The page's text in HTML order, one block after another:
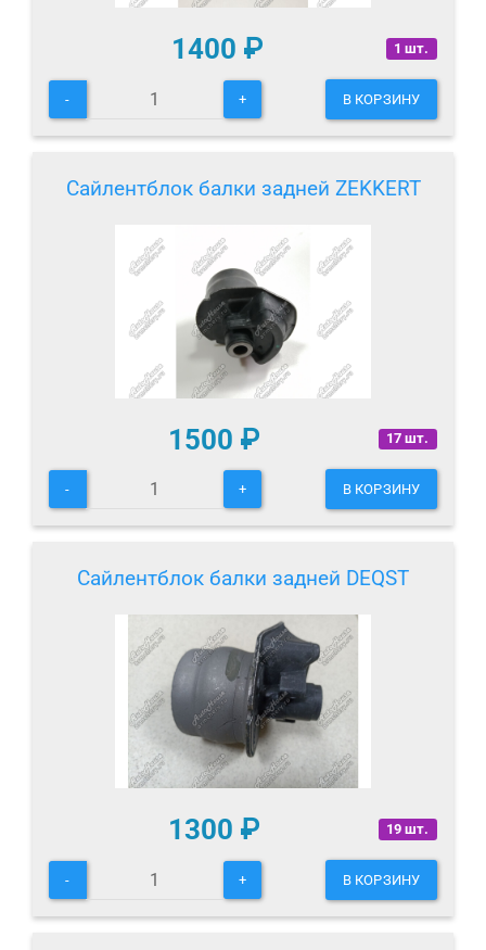
1 шт.
1400 ₽
- + В КОРЗИНУ
Сайлентблок балки задней ZEKKERT
17 шт.
1500 ₽
- + В КОРЗИНУ
Сайлентблок балки задней DEQST
19 шт.
1300 ₽
- + В КОРЗИНУ